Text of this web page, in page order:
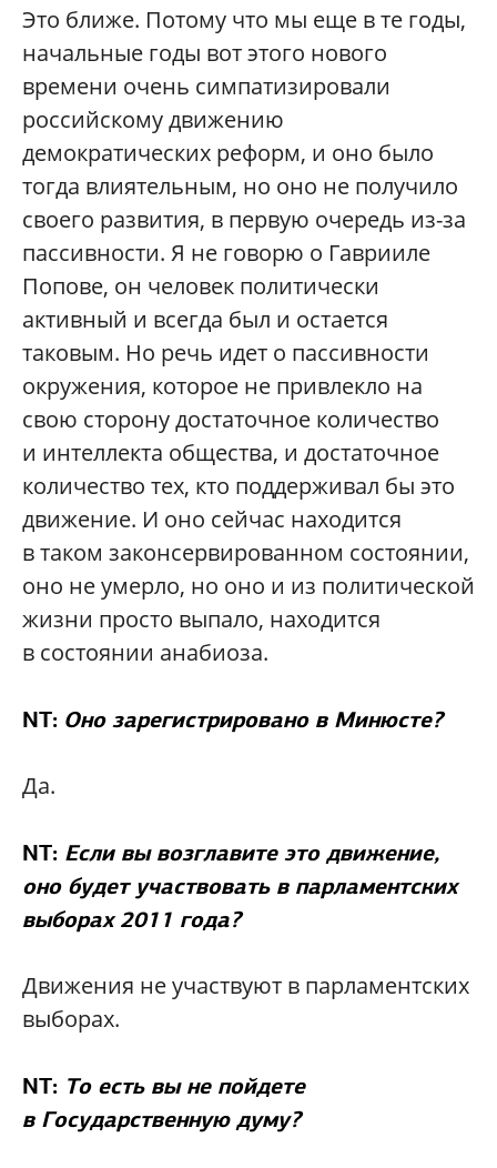
Это ближе. Потому что мы еще в те годы,
начальные годы вот этого нового
времени очень симпатизировали
российскому движению
демократических реформ, и оно было
тогда влиятельным, но оно не получило
своего развития, в первую очередь из-за
пассивности. Я не говорю о Гаврииле
Попове, он человек политически
активный и всегда был и остается
таковым. Но речь идет о пассивности
окружения, которое не привлекло на
свою сторону достаточное количество
и интеллекта общества, и достаточное
количество тех, кто поддерживал бы это
движение. И оно сейчас находится
в таком законсервированном состоянии,
оно не умерло, но оно и из политической
жизни просто выпало, находится
в состоянии анабиоза.
NT: Оно зарегистрировано в Минюсте?
Да.
NT: Если вы возглавите это движение,
оно будет участвовать в парламентских
выборах 2011 года?
Движения не участвуют в парламентских
выборах.
NT: То есть вы не пойдете
в Государственную думу?